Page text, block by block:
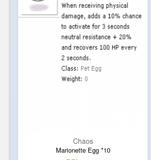
Chaos
Marionette Egg *10